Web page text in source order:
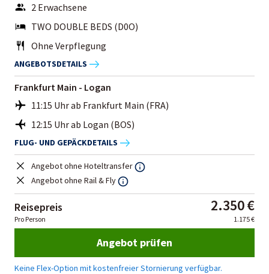
2 Erwachsene
TWO DOUBLE BEDS (D0O)
Ohne Verpflegung
ANGEBOTSDETAILS
Frankfurt Main - Logan
11:15 Uhr ab Frankfurt Main (FRA)
12:15 Uhr ab Logan (BOS)
FLUG- UND GEPÄCKDETAILS
Angebot ohne Hoteltransfer
Angebot ohne Rail & Fly
Reisepreis 2.350 €
Pro Person 1.175 €
Angebot prüfen
Keine Flex-Option mit kostenfreier Stornierung verfügbar.